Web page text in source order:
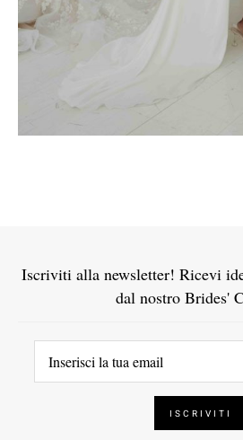
Iscriviti alla newsletter! Ricevi
dal nostro Brides'